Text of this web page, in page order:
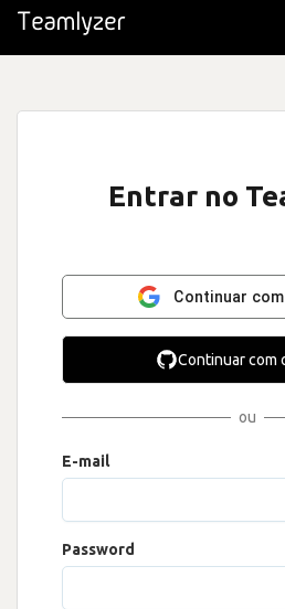
Entrar no
Continuar
Continuar com
ou
E-mail
Password